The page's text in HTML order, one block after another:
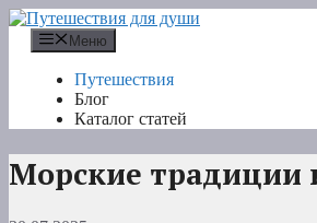
Перейти
содержимому
Меню
Путешествия
Блог
Каталог статей
Морские традиции